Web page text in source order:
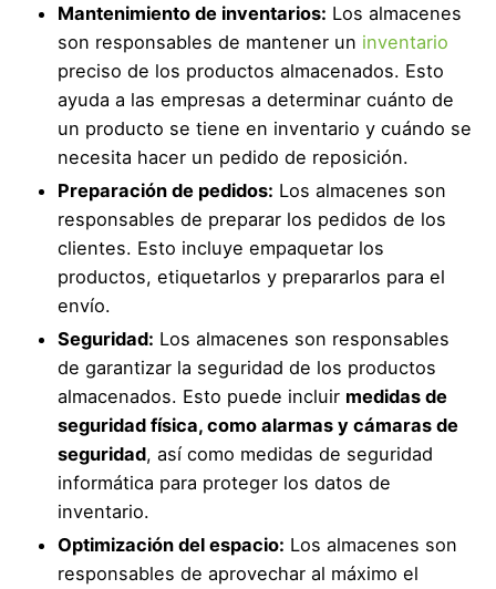
Mantenimiento de inventarios: Los almacenes
son responsables de mantener un inventario
preciso de los productos almacenados. Esto
ayuda a las empresas a determinar cuánto de
un producto se tiene en inventario y cuándo se
necesita hacer un pedido de reposición.
Preparación de pedidos: Los almacenes son
responsables de preparar los pedidos de los
clientes. Esto incluye empaquetar los
productos, etiquetarlos y prepararlos para el
envío.
Seguridad: Los almacenes son responsables
de garantizar la seguridad de los productos
almacenados. Esto puede incluir medidas de
seguridad física, como alarmas y cámaras de
seguridad, así como medidas de seguridad
informática para proteger los datos de
inventario.
Optimización del espacio: Los almacenes son
responsables de aprovechar al máximo el